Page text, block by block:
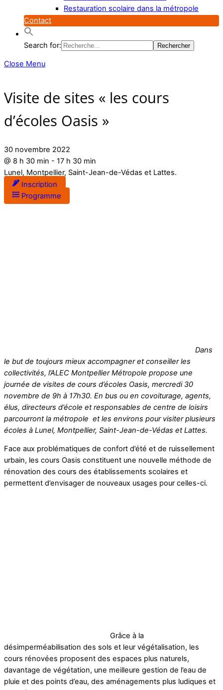
Restauration scolaire dans la métropole
Contact
Search for:
Close Menu
Visite de sites « les cours
d’écoles Oasis »
30 novembre 2022
@ 8 h 30 min - 17 h 30 min
Lunel, Montpellier, Saint-Jean-de-Védas et Lattes.
Inscription
Programme
Dans
le but de toujours mieux accompagner et conseiller les
collectivités, l’ALEC Montpellier Métropole propose une
journée de visites de cours d’écoles Oasis, mercredi 30
novembre de 9h à 17h30. En bus ou en covoiturage, agents,
élus, directeurs d’école et responsables de centre de loisirs
parcourront la métropole et les environs pour visiter plusieurs
écoles à Lunel, Montpellier, Saint-Jean-de-Védas et Lattes.
Face aux problématiques de confort d’été et de ruissellement
urbain, les cours Oasis constituent une nouvelle méthode de
rénovation des cours des établissements scolaires et
permettent d’envisager de nouveaux usages pour celles-ci.
Grâce à la
désimperméabilisation des sols et leur végétalisation, les
cours rénovées proposent des espaces plus naturels,
davantage de végétation, une meilleure gestion de l’eau de
pluie et des points d’eau, des aménagements plus ludiques et